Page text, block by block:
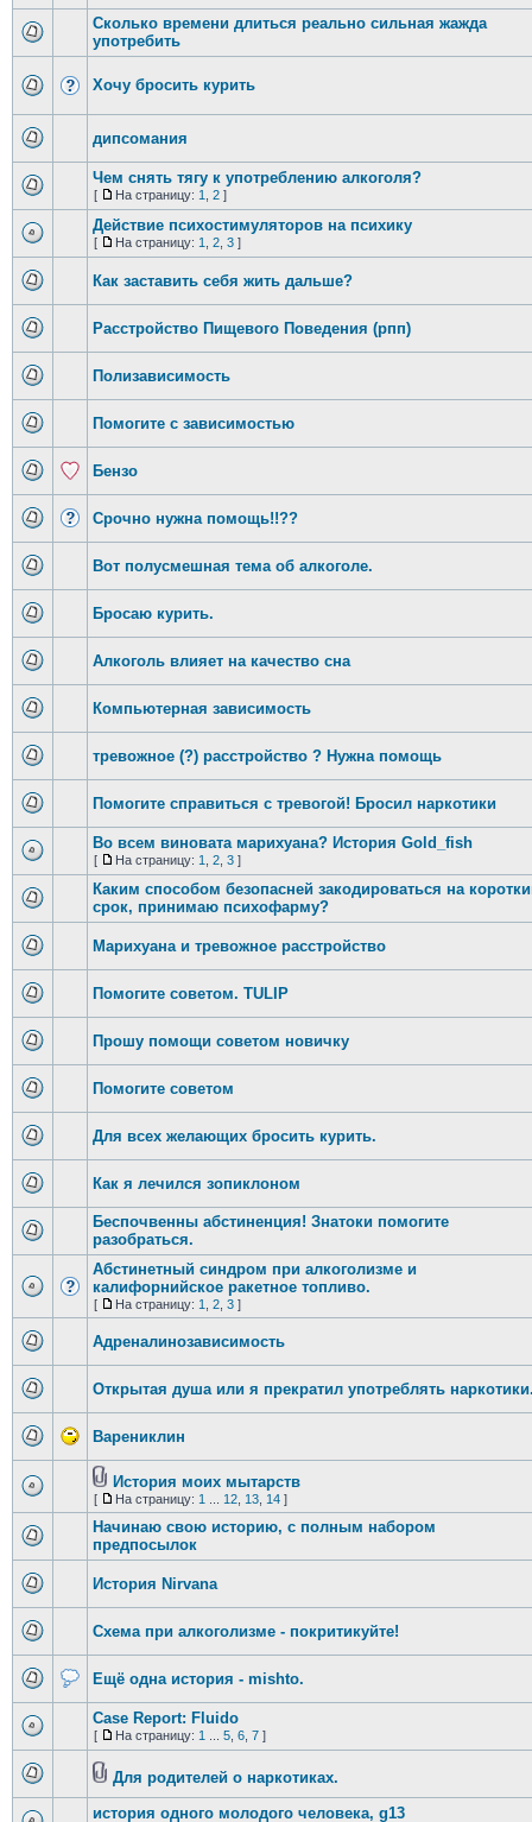
Сколько времени длиться реально сильная жажда
употребить
Хочу бросить курить
дипсомания
Чем снять тягу к употреблению алкоголя?
[ На страницу: 1 2]
Действие психостимуляторов на психику
[ На страницу: 1 2, 3]
Как заставить себя жить дальше?
Расстройство Пищевого Поведения (рпп)
Полизависимость
Помогите с зависимостью
Бензо
Срочно нужна помощь!!??
Вот полусмешная тема об алкоголе.
Бросаю курить.
Алкоголь влияет на качество сна
Компьютерная зависимость
тревожное (?) расстройство ? Нужна помощь
Помогите справиться с тревогой! Бросил наркотики
Во всем виновата марихуана? История Gold_fish
[ На страницу: 1 2, 3]
Каким способом безопасней закодироваться на
срок, принимаю психофарму?
Марихуана и тревожное расстройство
Помогите советом. TULIP
Прошу помощи советом новичку
Помогите советом
Для всех желающих бросить курить.
Как я лечился зопиклоном
Беспочвенны абстиненция! Знатоки помогите
разобраться.
Абстинетный синдром при алкоголизме и
калифорнийское ракетное топливо.
[ На страницу: 1 2, 3]
Адреналинозависимость
Открытая душа или я прекратил употреблять
Варениклин
История моих мытарств
[ На страницу: 1 12, 13, 14]
Начинаю свою историю, с полным набором
предпосылок
История Nirvana
Схема при алкоголизме - покритикуйте!
Ещё одна история - mishto.
Case Report: Fluido
[ На страницу: 1 5, 6, 7]
Для родителей о наркотиках.
история одного молодого человека, g13